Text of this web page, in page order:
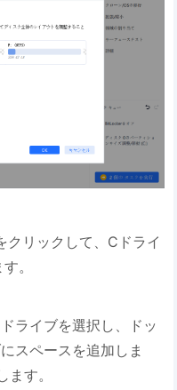
クリックして、Cドライ
。
ライブを選択し、ドッ
スペースを追加しま
す。